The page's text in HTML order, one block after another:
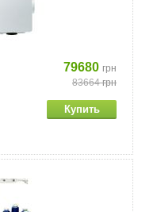
79680 грн
83664грн